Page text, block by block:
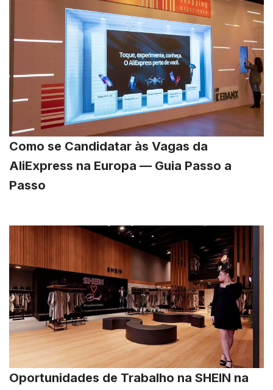
Como se Candidatar às Vagas da
AliExpress na Europa — Guia Passo a
Passo
Oportunidades de Trabalho na SHEIN na